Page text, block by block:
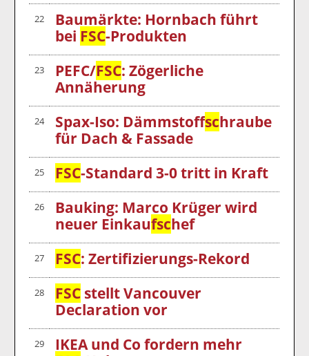
22
Baumärkte: Hornbach führt
bei FSC-Produkten
23 PEFC/FSC: Zögerliche
Annäherung
24 Spax-Iso: Dämmstoffschraube
für Dach & Fassade
25 FSC-Standard 3-0 tritt in Kraft
26
Bauking: Marco Krüger wird
neuer Einkaufschef
27 FSC: Zertifizierungs-Rekord
28 FSC stellt Vancouver
Declaration vor
29
IKEA und Co fordern mehr